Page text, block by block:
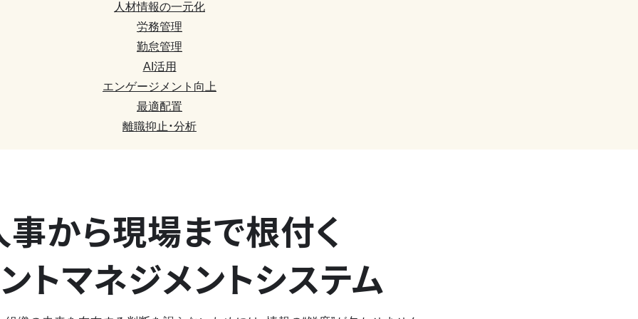
人材情報の一元化
労務管理
勤怠管理
AI活用
エンゲージメント向上
最適配置
離職抑止・分析
事から現場まで根付く
トマネジメントシステム